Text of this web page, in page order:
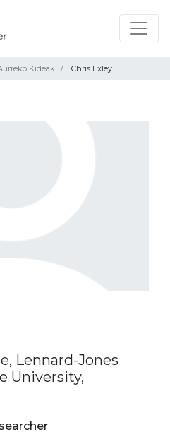
Kideak Chris Exley
Lennard-Jones
University,